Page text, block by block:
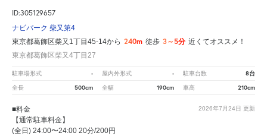
ID:305129657
ナビパーク 柴又第4
東京都葛飾区柴又1丁目45-14から 240m 徒歩 3～5分 近くてオススメ！
東京都葛飾区柴又4丁目27
駐車場形式 - 屋内外形式 - 駐車台数 8台
全長 500cm 全幅 190cm 車高 210cm
2026年7月24日 更新
■料金
【通常駐車料金】
(全日) 24:00〜24:00 20分/200円